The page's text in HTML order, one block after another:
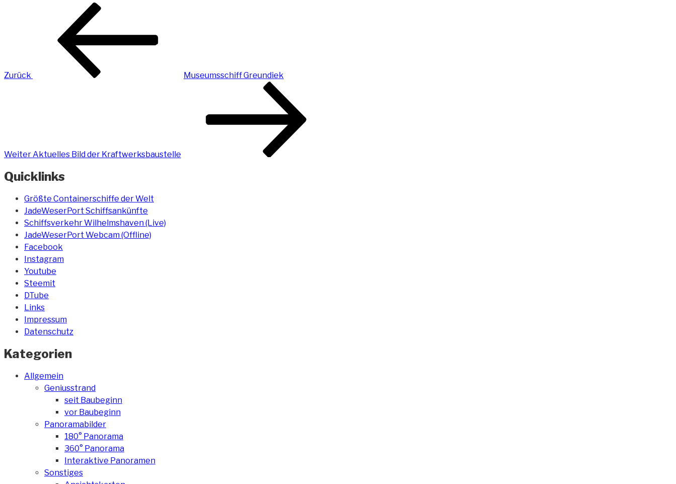
Beitragsnavigation
Zurück
Museumsschiff Greundiek
WeiterAktuelles Bild der Kraftwerksbaustelle
Quicklinks
Größte Containerschiffe der Welt
JadeWeserPort Schiffsankünfte
Schiffsverkehr Wilhelmshaven (Live)
JadeWeserPort Webcam (Offline)
Facebook
Instagram
Youtube
Steemit
DTube
Links
Impressum
Datenschutz
Kategorien
Allgemein
Geniusstrand
seit Baubeginn
vor Baubeginn
Panoramabilder
180° Panorama
360° Panorama
Interaktive Panoramen
Sonstiges